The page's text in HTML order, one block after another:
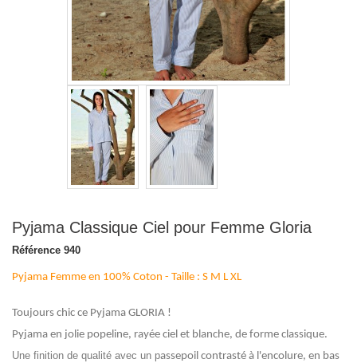
Pyjama Classique Ciel pour Femme Gloria
Référence 940
Pyjama Femme en 100% Coton - Taille : S M L XL
Toujours chic ce Pyjama GLORIA !
Pyjama en jolie popeline, rayée ciel et blanche, de forme classique.
Une finition de qualité avec un passepoil contrasté à l'encolure, en bas